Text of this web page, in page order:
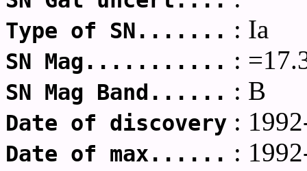
Type of SN....... : Ia
SN Mag........... :
SN Mag Band...... : B
Date of discovery :
Date of max...... :